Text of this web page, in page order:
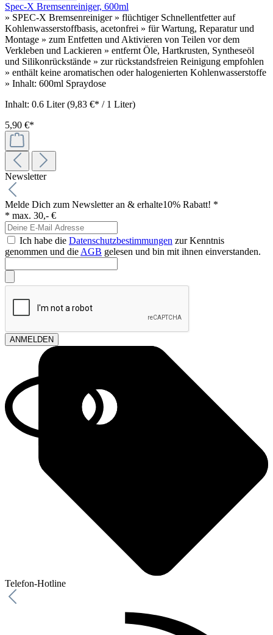
Spec-X Bremsenreiniger, 600ml
» SPEC-X Bremsenreiniger » flüchtiger Schnellentfetter auf
Kohlenwasserstoffbasis, acetonfrei » für Wartung, Reparatur und
Montage » zum Entfetten und Aktivieren von Teilen vor dem
Verkleben und Lackieren » entfernt Öle, Hartkrusten, Syntheseöl
und Silikonrückstände » zur rückstandsfreien Reinigung empfohlen
» enthält keine aromatischen oder halogenierten Kohlenwasserstoffe
» Inhalt: 600ml Spraydose
Inhalt: 0.6 Liter(9,83 €* / 1 Liter)
5,90 €*
Newsletter
Melde Dich zum Newsletter an & erhalte10% Rabatt! *
* max. 30,- €
Ich habe die Datenschutzbestimmungen zur Kenntnis
genommen und die AGB gelesen und bin mit ihnen einverstanden.
ANMELDEN
Telefon-Hotline